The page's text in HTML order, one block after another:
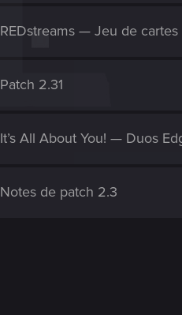
REDstreams — Jeu de
Patch 2.31
It’s All About You! — Duos
Notes de patch 2.3